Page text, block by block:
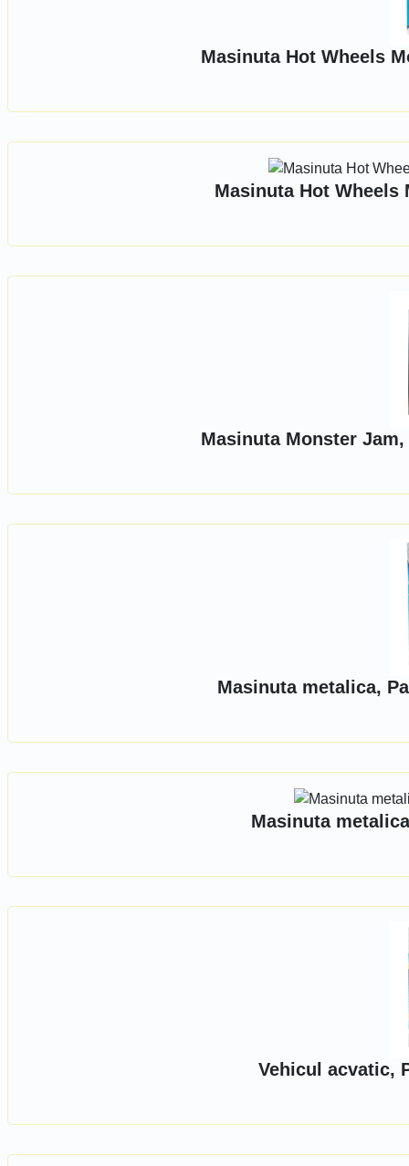
Masinuta Hot Wheels
Masinuta Hot Wheels
Masinuta Monster Jam,
Masinuta metalica,
Masinuta
Vehicul acvatic,